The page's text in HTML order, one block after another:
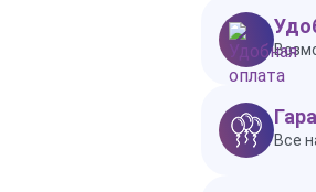
Все